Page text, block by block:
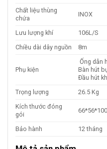
Chất liệu thùng
chứa
INOX
Lưu lượng khí
106L/S
Chiều dài dây nguồn
8m
Phụ kiện
Ống dẫn
Bàn hút
Đầu hút
Trọng lượng
26.5 Kg
Kích thước đóng
gói
Bảo hành 12 tháng